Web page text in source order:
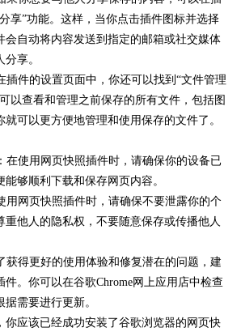
享”功能。这样，当你点击插件图标并选择
会自动将内容发送到指定的邮箱或社交媒体
享。
插件的设置页面中，你还可以找到“文件管理
以查看和管理之前保存的所有文件，包括图
就可以更方便地管理和使用保存的文件了。
在使用网页快照插件时，请确保你的设备已
够顺利下载和保存网页内容。
用网页快照插件时，请确保不要泄露你的个
重他人的隐私权，不要随意保存或传播他人
获得更好的使用体验和修复潜在的问题，建
。你可以在谷歌Chrome网上应用店中检查
需要进行更新。
你应该已经成功安装了谷歌浏览器的网页快